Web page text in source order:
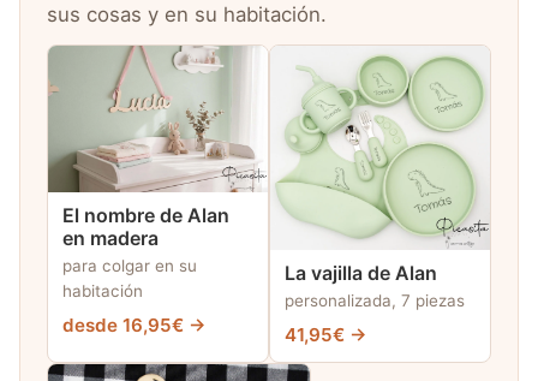
sus cosas y en su habitación.
El nombre de Alan
en madera
para colgar en su
habitación
desde 16,95€ →
La vajilla de Alan
personalizada, 7 piezas
41,95€ →